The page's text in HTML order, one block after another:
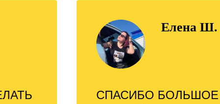
Елена Ш.
СПАСИБО БОЛЬШОЕ